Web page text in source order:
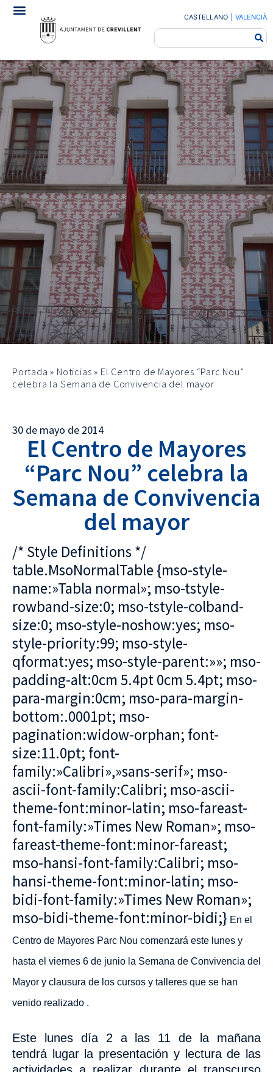
CASTELLANO VALENCIÀ
Portada » Noticias » El Centro de Mayores “Parc Nou”
celebra la Semana de Convivencia del mayor
30 de mayo de 2014
El Centro de Mayores
“Parc Nou” celebra la
Semana de Convivencia
del mayor
/* Style Definitions */
table.MsoNormalTable {mso-style-
name:»Tabla normal»; mso-tstyle-
rowband-size:0; mso-tstyle-colband-
size:0; mso-style-noshow:yes; mso-
style-priority:99; mso-style-
qformat:yes; mso-style-parent:»»; mso-
padding-alt:0cm 5.4pt 0cm 5.4pt; mso-
para-margin:0cm; mso-para-margin-
bottom:.0001pt; mso-
pagination:widow-orphan; font-
size:11.0pt; font-
family:»Calibri»,»sans-serif»; mso-
ascii-font-family:Calibri; mso-ascii-
theme-font:minor-latin; mso-fareast-
font-family:»Times New Roman»; mso-
fareast-theme-font:minor-fareast;
mso-hansi-font-family:Calibri; mso-
hansi-theme-font:minor-latin; mso-
bidi-font-family:»Times New Roman»;
mso-bidi-theme-font:minor-bidi;} En el
Centro de Mayores Parc Nou comenzará este lunes y
hasta el viernes 6 de junio la Semana de Convivencia del
Mayor y clausura de los cursos y talleres que se han
venido realizado .
Este lunes día 2 a las 11 de la mañana
tendrá lugar la presentación y lectura de las